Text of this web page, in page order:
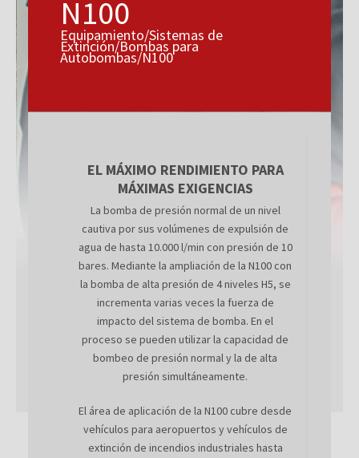
N100
Equipamiento/Sistemas de
Extinción/Bombas para
Autobombas/N100
EL MÁXIMO RENDIMIENTO PARA
MÁXIMAS EXIGENCIAS
La bomba de presión normal de un nivel
cautiva por sus volúmenes de expulsión de
agua de hasta 10.000 l/min con presión de 10
bares. Mediante la ampliación de la N100 con
la bomba de alta presión de 4 niveles H5, se
incrementa varias veces la fuerza de
impacto del sistema de bomba. En el
proceso se pueden utilizar la capacidad de
bombeo de presión normal y la de alta
presión simultáneamente.
El área de aplicación de la N100 cubre desde
vehículos para aeropuertos y vehículos de
extinción de incendios industriales hasta